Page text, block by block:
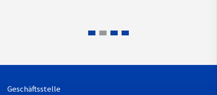
Geschäftsstelle